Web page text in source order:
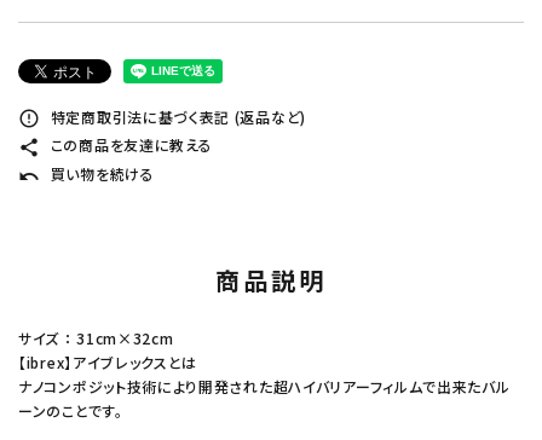
error_outline 特定商取引法に基づく表記 (返品など)
share この商品を友達に教える
undo 買い物を続ける
商品説明
サイズ ： 31cm×32cm
【ibrex】アイブレックスとは
ナノコンポジット技術により開発された超ハイバリアーフィルムで出来たバル
ーンのことです。